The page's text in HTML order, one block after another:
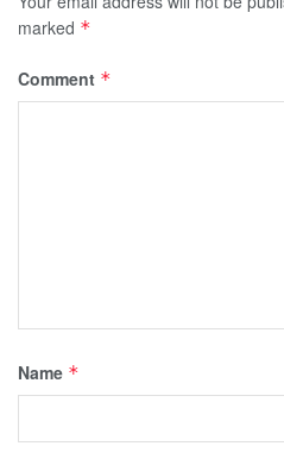
marked *
Comment *
Name *